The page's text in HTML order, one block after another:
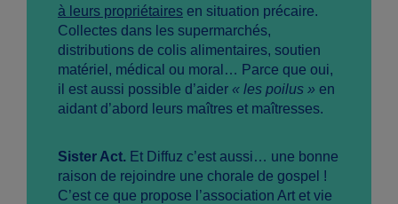
à leurs propriétaires en situation précaire.
Collectes dans les supermarchés,
distributions de colis alimentaires, soutien
matériel, médical ou moral… Parce que oui,
il est aussi possible d’aider « les poilus » en
aidant d’abord leurs maîtres et maîtresses.
Sister Act. Et Diffuz c’est aussi… une bonne
raison de rejoindre une chorale de gospel !
C’est ce que propose l’association Art et vie